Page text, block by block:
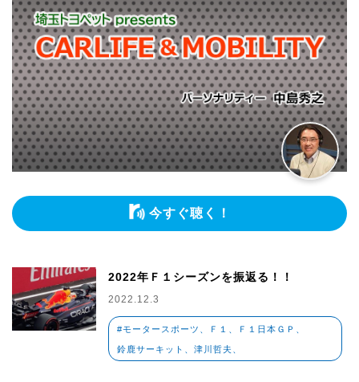
今すぐ聴く！
2022年Ｆ１シーズンを振返る！！
2022.12.3
#モータースポーツ、Ｆ１、Ｆ１日本ＧＰ、
鈴鹿サーキット、津川哲夫、